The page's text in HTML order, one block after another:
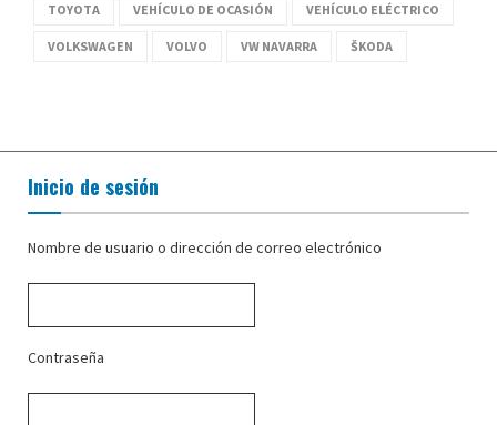
TOYOTA VEHÍCULO DE OCASIÓN VEHÍCULO ELÉCTRICO
VOLKSWAGEN VOLVO VW NAVARRA ŠKODA
Inicio de sesión
Nombre de usuario o dirección de correo electrónico
Contraseña